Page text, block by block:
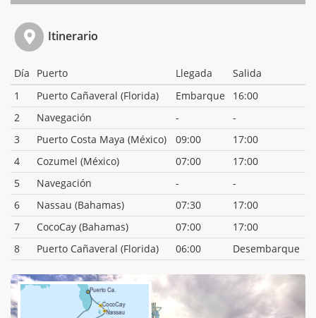
Itinerario
Día Puerto Llegada
Salida
1
Puerto Cañaveral (Florida) Embarque
16:00
2
Navegación -
-
3
Puerto Costa Maya (México) 09:00
17:00
4
Cozumel (México) 07:00
17:00
5
Navegación -
-
6
Nassau (Bahamas) 07:30
17:00
7
CocoCay (Bahamas) 07:00
17:00
8
Puerto Cañaveral (Florida) 06:00 Desembarque